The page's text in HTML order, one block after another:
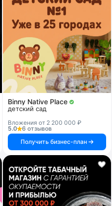
Binny Native Place
детский сад
Вложения от 2 200 000 ₽
5.0
6 отзывов
Получить бизнес-план